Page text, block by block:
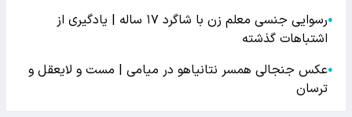
●
رسوایی جنسی معلم زن با شاگرد ۱۷ ساله | یادگیری از
اشتباهات گذشته
●عکس جنجالی همسر نتانیاهو در میامی | مست و لایعقل و
ترسان